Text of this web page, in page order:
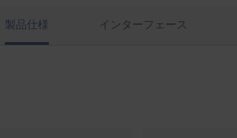
製品仕様 インターフェース